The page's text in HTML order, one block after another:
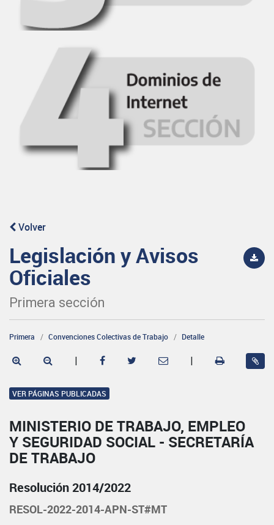
Volver
Legislación y Avisos
Oficiales
Primera sección
Primera Convenciones Colectivas de Trabajo Detalle
| |
VER PÁGINAS PUBLICADAS
MINISTERIO DE TRABAJO, EMPLEO
Y SEGURIDAD SOCIAL - SECRETARÍA
DE TRABAJO
Resolución 2014/2022
RESOL-2022-2014-APN-ST#MT